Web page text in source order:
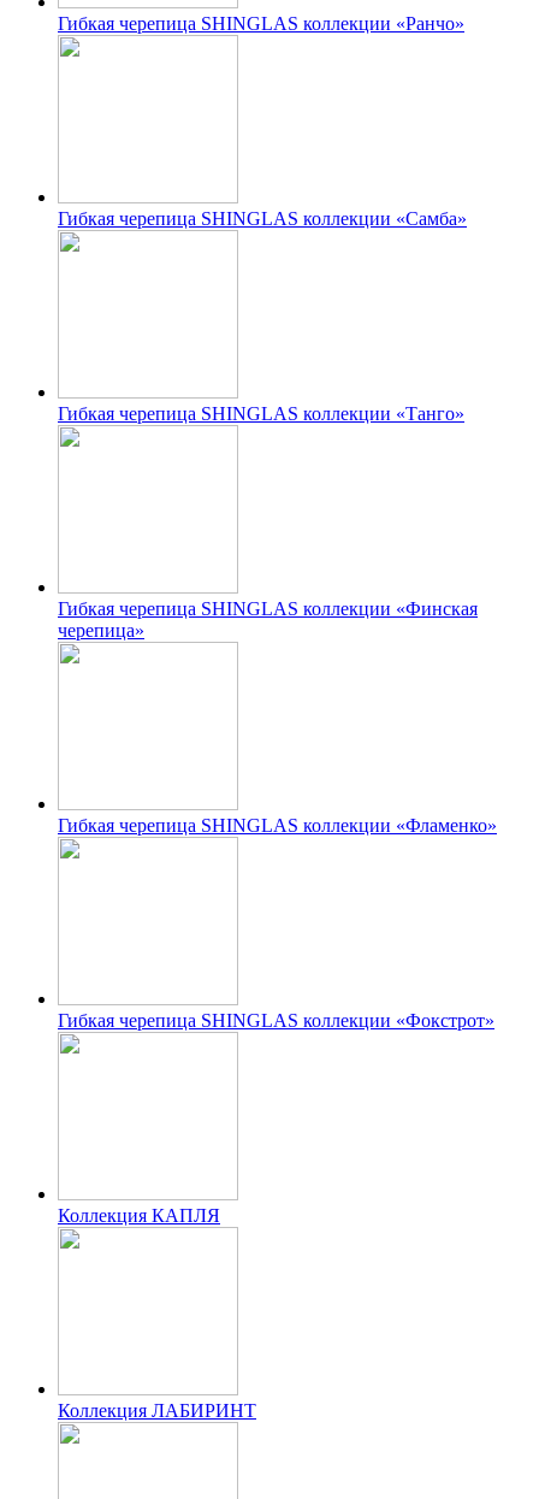
Гибкая черепица SHINGLAS коллекции «Ранчо»
Гибкая черепица SHINGLAS коллекции «Самба»
Гибкая черепица SHINGLAS коллекции «Танго»
Гибкая черепица SHINGLAS коллекции «Финская
черепица»
Гибкая черепица SHINGLAS коллекции «Фламенко»
Гибкая черепица SHINGLAS коллекции «Фокстрот»
Коллекция КАПЛЯ
Коллекция ЛАБИРИНТ